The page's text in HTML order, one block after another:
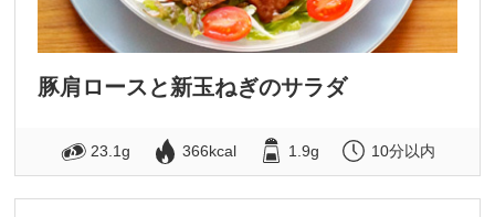
豚肩ロースと新玉ねぎのサラダ
23.1g 366kcal 1.9g 10分以内